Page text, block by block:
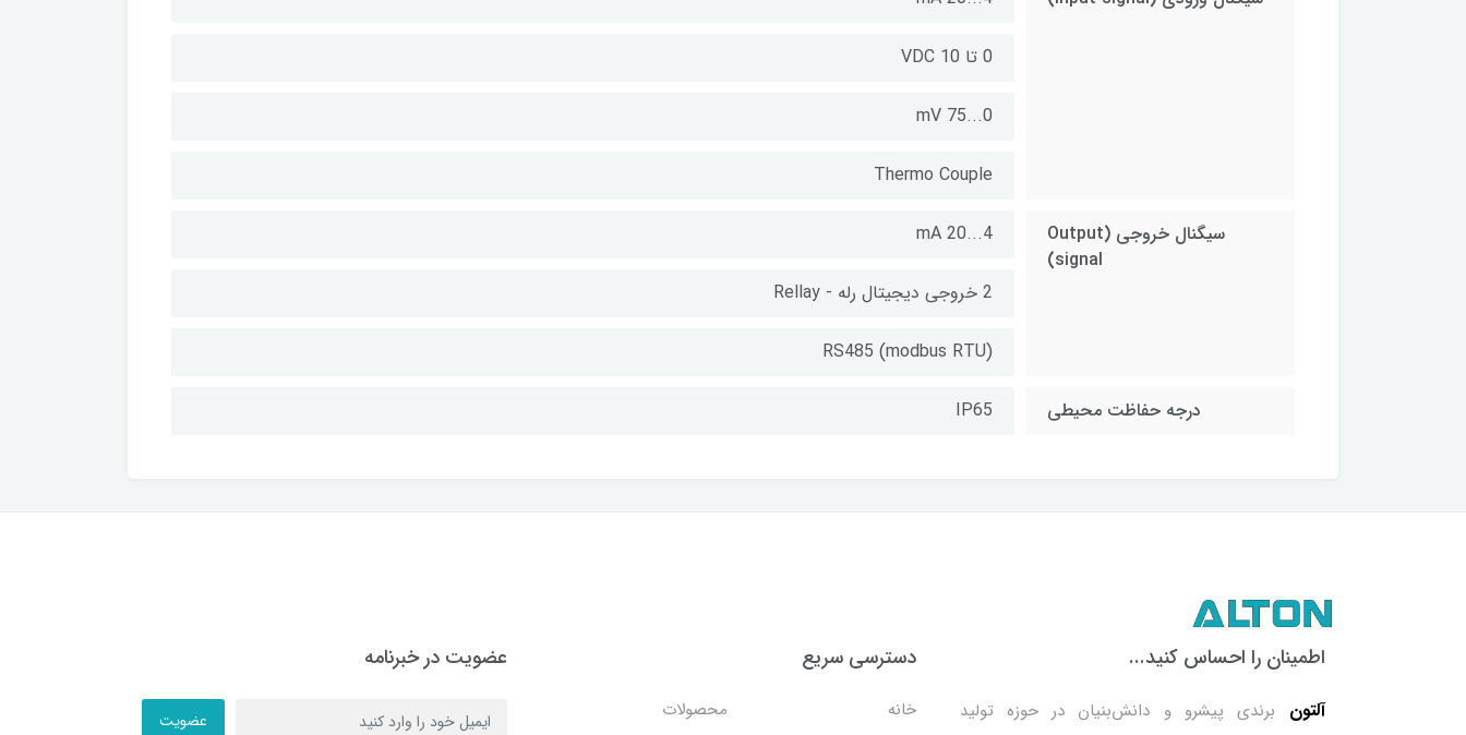
0 تا 10 VDC
0...75 mV
Thermo Couple
سیگنال خروجی (Output
signal)
4...20 mA
2 خروجی دیجیتال رله - Rellay
RS485 (modbus RTU)
درجه حفاظت محیطی IP65
اطمینان را احساس کنید...
آلتون
برندی پیشرو و دانش‌بنیان در حوزه تولید
دسترسی سریع
خانه محصولات
عضویت در خبرنامه
عضویت